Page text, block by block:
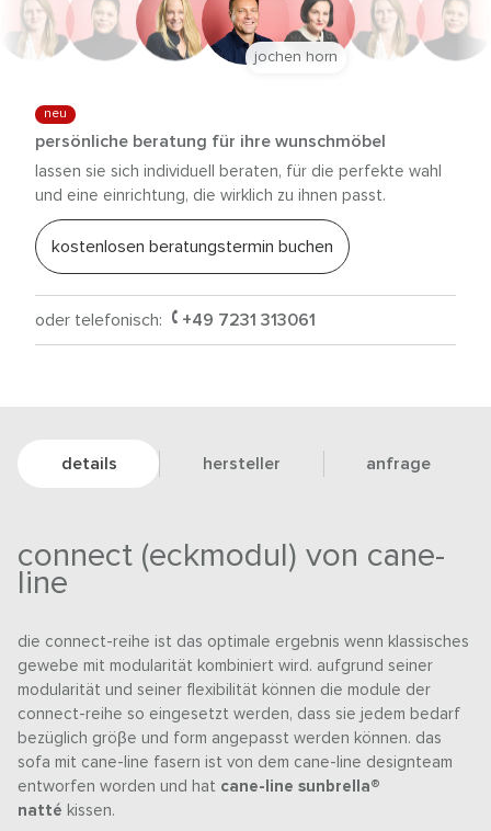
neu
persönliche beratung für ihre wunschmöbel
lassen sie sich individuell beraten, für die perfekte wahl
und eine einrichtung, die wirklich zu ihnen passt.
kostenlosen beratungstermin buchen
oder telefonisch: +49 7231 313061
jochen horn
details hersteller anfrage
connect (eckmodul) von cane-
line
die connect-reihe ist das optimale ergebnis wenn klassisches
gewebe mit modularität kombiniert wird. aufgrund seiner
modularität und seiner flexibilität können die module der
connect-reihe so eingesetzt werden, dass sie jedem bedarf
bezüglich gröβe und form angepasst werden können. das
sofa mit cane-line fasern ist von dem cane-line designteam
entworfen worden und hat cane-line sunbrella®
natté kissen.